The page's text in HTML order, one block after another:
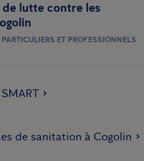
de lutte contre les
ET PROFESSIONNELS
de sanitation à Cogolin